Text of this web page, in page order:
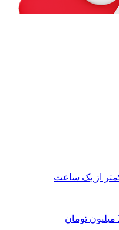
از یک ساعت